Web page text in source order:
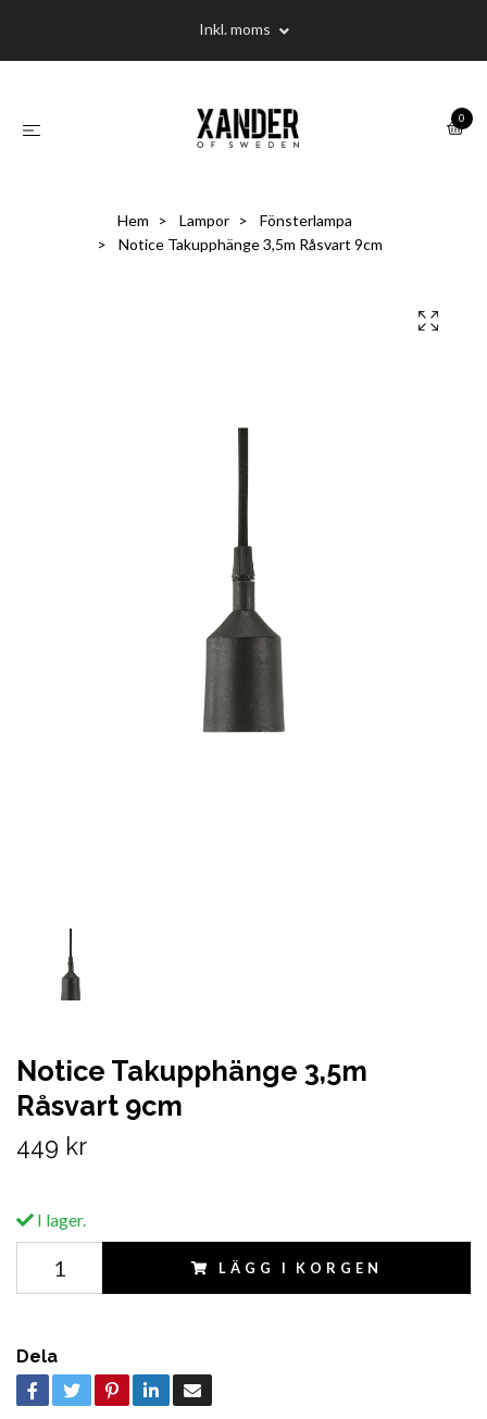
Inkl. moms
0
Hem Lampor
Fönsterlampa
Notice Takupphänge 3,5m Råsvart 9cm
Notice Takupphänge 3,5m
Råsvart 9cm
449 kr
I lager.
LÄGG I KORGEN
Dela